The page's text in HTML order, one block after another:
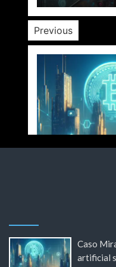
Previous
Caso
artificial